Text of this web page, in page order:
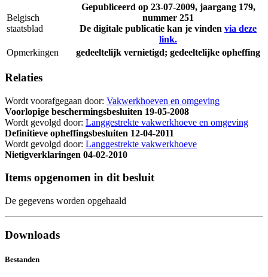
Belgisch
staatsblad
Gepubliceerd op 23-07-2009, jaargang 179,
nummer 251
De digitale publicatie kan je vinden via deze
link.
Opmerkingen
gedeeltelijk vernietigd; gedeeltelijke opheffing
Relaties
Wordt voorafgegaan door: Vakwerkhoeven en omgeving
Voorlopige beschermingsbesluiten 19-05-2008
Wordt gevolgd door: Langgestrekte vakwerkhoeve en omgeving
Definitieve opheffingsbesluiten 12-04-2011
Wordt gevolgd door: Langgestrekte vakwerkhoeve
Nietigverklaringen 04-02-2010
Items opgenomen in dit besluit
De gegevens worden opgehaald
Downloads
Bestanden